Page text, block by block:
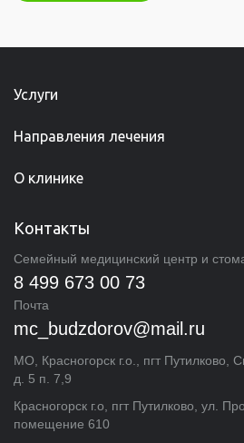
Услуги
Направления лечения
О клинике
Контакты
Семейный медицинский центр и
8 499 673 00 73
Почта
mc_budzdorov@mail.ru
МО Красногорск г.о., пгт Путилково
д. 5 п. 7,9
Красногорск г.о, пгт Путилково, ул.
помещение 610